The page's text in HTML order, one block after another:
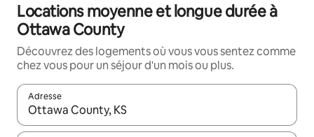
Locations moyenne et longue durée à
Ottawa County
Découvrez des logements où vous vous sentez comme
chez vous pour un séjour d'un mois ou plus.
Adresse
Lorsque les résultats s'affichent, utilisez les flèches vers le